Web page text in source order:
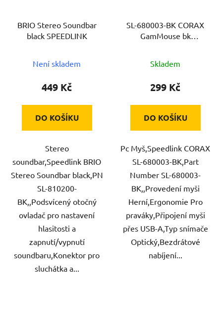
BRIO Stereo Soundbar
black SPEEDLINK
Není skladem
449 Kč
DO KOŠÍKU
Stereo
soundbar,Speedlink BRIO
Stereo Soundbar black,PN
SL-810200-
BK,,Podsvícený otočný
ovladač pro nastavení
hlasitosti a
zapnutí/vypnutí
soundbaru,Konektor pro
sluchátka a...
SL-680003-BK CORAX
GamMouse bk
Skladem
299 Kč
DO KOŠÍKU
Pc Myš,Speedlink CORAX
SL-680003-BK,Part
Number SL-680003-
BK,,Provedení myši
Herní,Ergonomie Pro
praváky,Připojení myši
přes USB-A,Typ snímače
Optický,Bezdrátové
nabíjení...